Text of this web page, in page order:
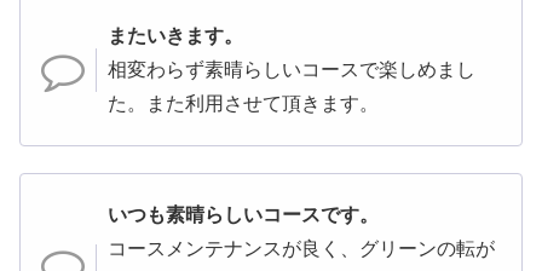
またいきます。
相変わらず素晴らしいコースで楽しめまし
た。また利用させて頂きます。
いつも素晴らしいコースです。
コースメンテナンスが良く、グリーンの転が